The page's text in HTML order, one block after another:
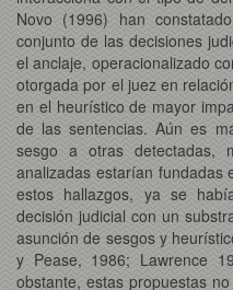
Novo (1996) han
conjunto de las decisiones
el anclaje, operacionalizado
otorgada por el juez en
en el heurístico de mayor
de las sentencias. Aún es
sesgo a otras detectadas,
analizadas estarían fundadas
estos hallazgos, ya se
decisión judicial con un
asunción de sesgos y
y Pease, 1986; Lawrence
obstante, estas propuestas